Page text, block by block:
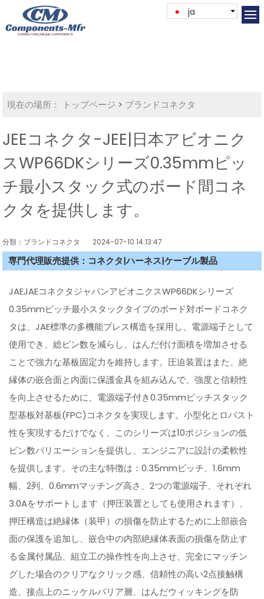
ja
現在の場所： トップページ > ブランドコネクタ
JEEコネクタ-JEE|日本アビオニク
スWP66DKシリーズ0.35mmピッ
チ最小スタック式のボード間コネ
クタを提供します。
分類：ブランドコネクタ 2024-07-10 14:13:47
専門代理販売提供：コネクタ|ハーネス|ケーブル製品
JAEJAEコネクタジャパンアビオニクスWP66DKシリーズ
0.35mmピッチ最小スタックタイプのボード対ボードコネク
タは、JAE標準の多機能プレス構造を採用し、電源端子として
使用でき、総ピン数を減らし、はんだ付け面積を増加させる
ことで強力な基板固定力を維持します。圧迫装置はまた、絶
縁体の嵌合面と内面に保護金具を組み込んで、強度と信頼性
を向上させるために、電源端子付き0.35mmピッチスタック
型基板対基板(FPC)コネクタを実現します。小型化とロバスト
性を実現するだけでなく、このシリーズは10ポジションの低
ピン数バリエーションを提供し、エンジニアに設計の柔軟性
を提供します。その主な特徴は：0.35mmピッチ、1.6mm
幅、2列、0.6mmマッチング高さ、2つの電源端子、それぞれ
3.0Aをサポートします（押圧装置としても使用されます）、
押圧構造は絶縁体（装甲）の損傷を防止するために上部嵌合
面の保護を追加し、嵌合中の内部絶縁体表面の損傷を防止す
る金属付属品、組立工の操作性を向上させ、完全にマッチン
グした場合のクリアなクリック感、信頼性の高い2点接触構
造、接点上のニッケルバリア層、はんだウィッキングを防